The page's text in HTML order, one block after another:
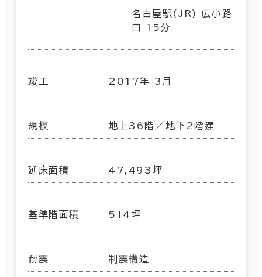
名古屋駅(JR) 広小路
口 15分
竣工 2017年 3月
規模 地上36階／地下2階建
延床面積 47,493坪
基準階面積 514坪
耐震 制震構造